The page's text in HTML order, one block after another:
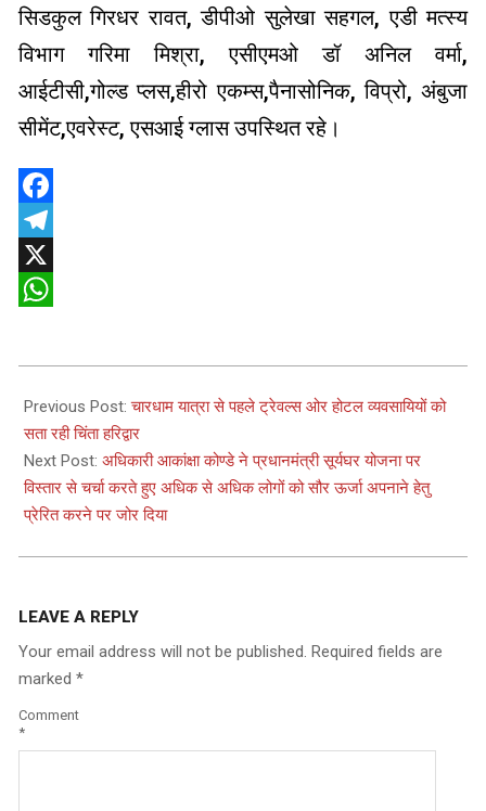
सिडकुल गिरधर रावत, डीपीओ सुलेखा सहगल, एडी मत्स्य
विभाग गरिमा मिश्रा, एसीएमओ डॉ अनिल वर्मा,
आईटीसी,गोल्ड प्लस,हीरो एकम्स,पैनासोनिक, विप्रो, अंबुजा
सीमेंट,एवरेस्ट, एसआई ग्लास उपस्थित रहे।
Facebook
Telegram
X
03-
19
Previous Post:चारधाम यात्रा से पहले ट्रेवल्स ओर होटल व्यवसायियों को
सता रही चिंता हरिद्वार
Next Post: अधिकारी आकांक्षा कोण्डे ने प्रधानमंत्री सूर्यघर योजना पर
विस्तार से चर्चा करते हुए अधिक से अधिक लोगों को सौर ऊर्जा अपनाने हेतु
प्रेरित करने पर जोर दिया
LEAVE A REPLY
Your email address will not be published. Required fields are
marked *
Comment
*